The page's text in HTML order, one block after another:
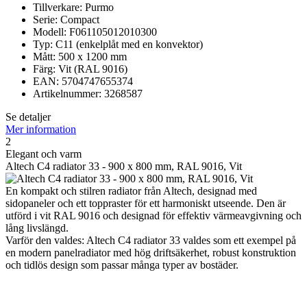
Tillverkare: Purmo
Serie: Compact
Modell: F061105012010300
Typ: C11 (enkelplåt med en konvektor)
Mått: 500 x 1200 mm
Färg: Vit (RAL 9016)
EAN: 5704747655374
Artikelnummer: 3268587
Se detaljer
Mer information
2
Elegant och varm
Altech C4 radiator 33 - 900 x 800 mm, RAL 9016, Vit
En kompakt och stilren radiator från Altech, designad med
sidopaneler och ett toppraster för ett harmoniskt utseende. Den är
utförd i vit RAL 9016 och designad för effektiv värmeavgivning och
lång livslängd.
Varför den valdes: Altech C4 radiator 33 valdes som ett exempel på
en modern panelradiator med hög driftsäkerhet, robust konstruktion
och tidlös design som passar många typer av bostäder.